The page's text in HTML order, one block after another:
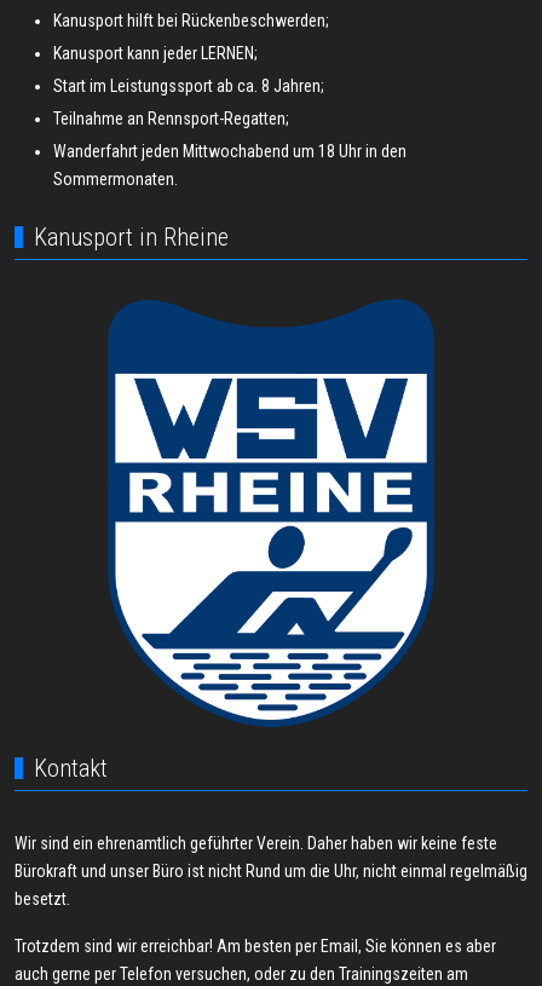
Kanusport hilft bei Rückenbeschwerden;
Kanusport kann jeder LERNEN;
Start im Leistungssport ab ca. 8 Jahren;
Teilnahme an Rennsport-Regatten;
Wanderfahrt jeden Mittwochabend um 18 Uhr in den
Sommermonaten.
Kanusport in Rheine
Kontakt
Wir sind ein ehrenamtlich geführter Verein. Daher haben wir keine feste
Bürokraft und unser Büro ist nicht Rund um die Uhr, nicht einmal regelmäßig
besetzt.
Trotzdem sind wir erreichbar! Am besten per Email, Sie können es aber
auch gerne per Telefon versuchen, oder zu den Trainingszeiten am